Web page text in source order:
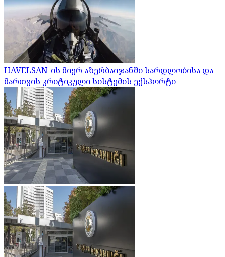
HAVELSAN-ის მიერ აზერბაიჯანში სარდლობისა და
მართვის კრიტიკული სისტემის ექსპორტი